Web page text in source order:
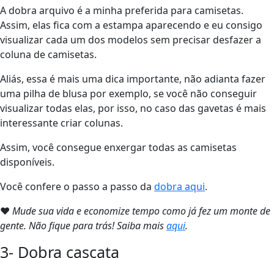
A dobra arquivo é a minha preferida para camisetas.
Assim, elas fica com a estampa aparecendo e eu consigo
visualizar cada um dos modelos sem precisar desfazer a
coluna de camisetas.
Aliás, essa é mais uma dica importante, não adianta fazer
uma pilha de blusa por exemplo, se você não conseguir
visualizar todas elas, por isso, no caso das gavetas é mais
interessante criar colunas.
Assim, você consegue enxergar todas as camisetas
disponíveis.
Você confere o passo a passo da dobra aqui.
❤ Mude sua vida e economize tempo como já fez um monte de
gente. Não fique para trás! Saiba maisaqui.
3- Dobra cascata